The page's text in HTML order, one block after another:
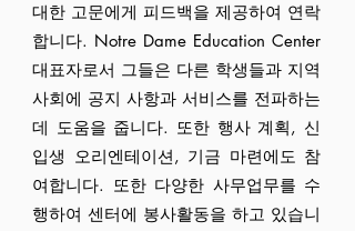
대한 고문에게 피드백을 제공하여 연락
합니다. Notre Dame Education Center
대표자로서 그들은 다른 학생들과 지역
사회에 공지 사항과 서비스를 전파하는
데 도움을 줍니다. 또한 행사 계획, 신
입생 오리엔테이션, 기금 마련에도 참
여합니다. 또한 다양한 사무업무를 수
행하여 센터에 봉사활동을 하고 있습니